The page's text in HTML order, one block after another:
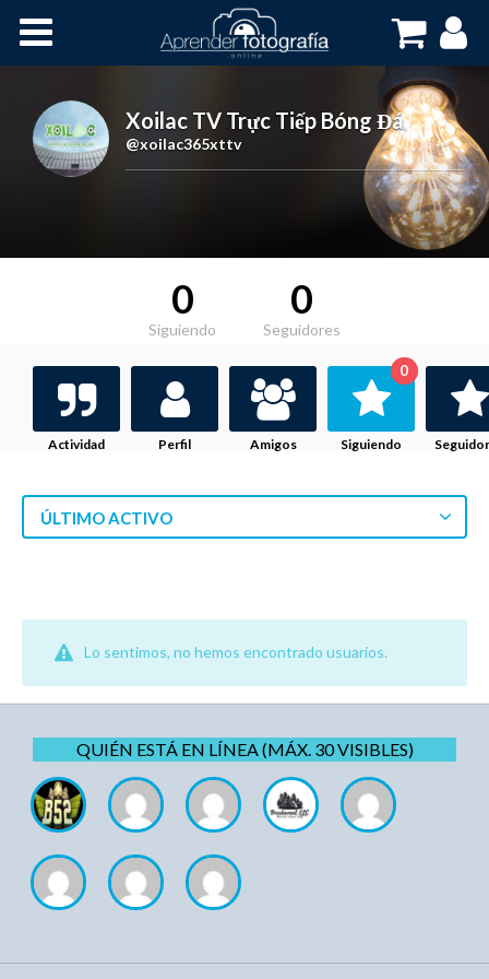
Cursos OnLine
Xoilac TV Trực Tiếp Bóng Đá,
@xoilac365xttv
0
Siguiendo
0
Seguidores
Actividad Perfil Amigos Siguiendo
0
ÚLTIMO ACTIVO
Lo sentimos, no hemos encontrado usuarios.
QUIÉN ESTÁ EN LÍNEA (MÁX. 30 VISIBLES)